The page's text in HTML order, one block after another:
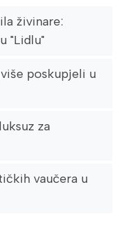
živinare:
"Lidlu"
poskupjeli u
za
vaučera u